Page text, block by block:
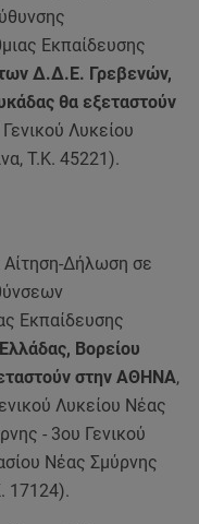
Εκπαίδευσης
Δ.Δ.Ε. Γρεβενών,
θα εξεταστούν
Λυκείου
Τ.Κ. 45221).
Αίτηση-Δήλωση σε
Εκπαίδευσης
Βορείου
στην ΑΘΗΝΑ,
Λυκείου Νέας
- 3ου Γενικού
Νέας Σμύρνης
17124).